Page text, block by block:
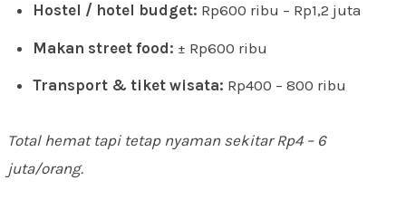
Hostel / hotel budget: Rp600 ribu – Rp1,2 juta
Makan street food: ± Rp600 ribu
Transport & tiket wisata: Rp400 – 800 ribu
Total hemat tapi tetap nyaman sekitar Rp4 – 6
juta/orang.